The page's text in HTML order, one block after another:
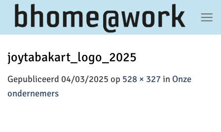
inhoud
joytabakart_logo_2025
Gepubliceerd 04/03/2025 op 528 × 327 in Onze
ondernemers